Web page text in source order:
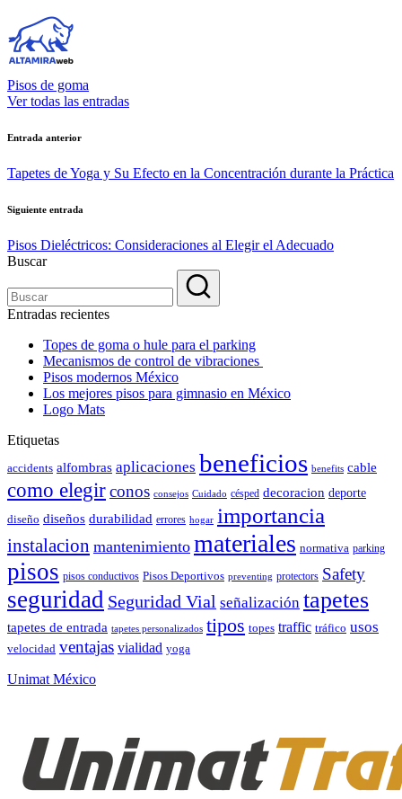
Pisos de goma
Ver todas las entradas
Navegación
de
Entrada anterior
Tapetes de Yoga y Su Efecto en la Concentración durante la Práctica
Siguiente entrada
Pisos Dieléctricos: Consideraciones al Elegir el Adecuado
Buscar
Entradas recientes
Topes de goma o hule para el parking
Mecanismos de control de vibraciones
Pisos modernos México
Los mejores pisos para gimnasio en México
Logo Mats
Etiquetas
accidents alfombras aplicaciones beneficios benefits cable
como elegirconos consejos Cuidado césped decoracion deporte
diseño diseños durabilidad errores hogar importancia
instalacion mantenimiento materiales normativa parking
pisos pisos conductivos Pisos Deportivos preventing protectors Safety
seguridad Seguridad Vial señalización tapetes
tapetes de entrada tapetes personalizados tipos topes traffic tráfico usos
velocidad ventajas vialidad yoga
Unimat México